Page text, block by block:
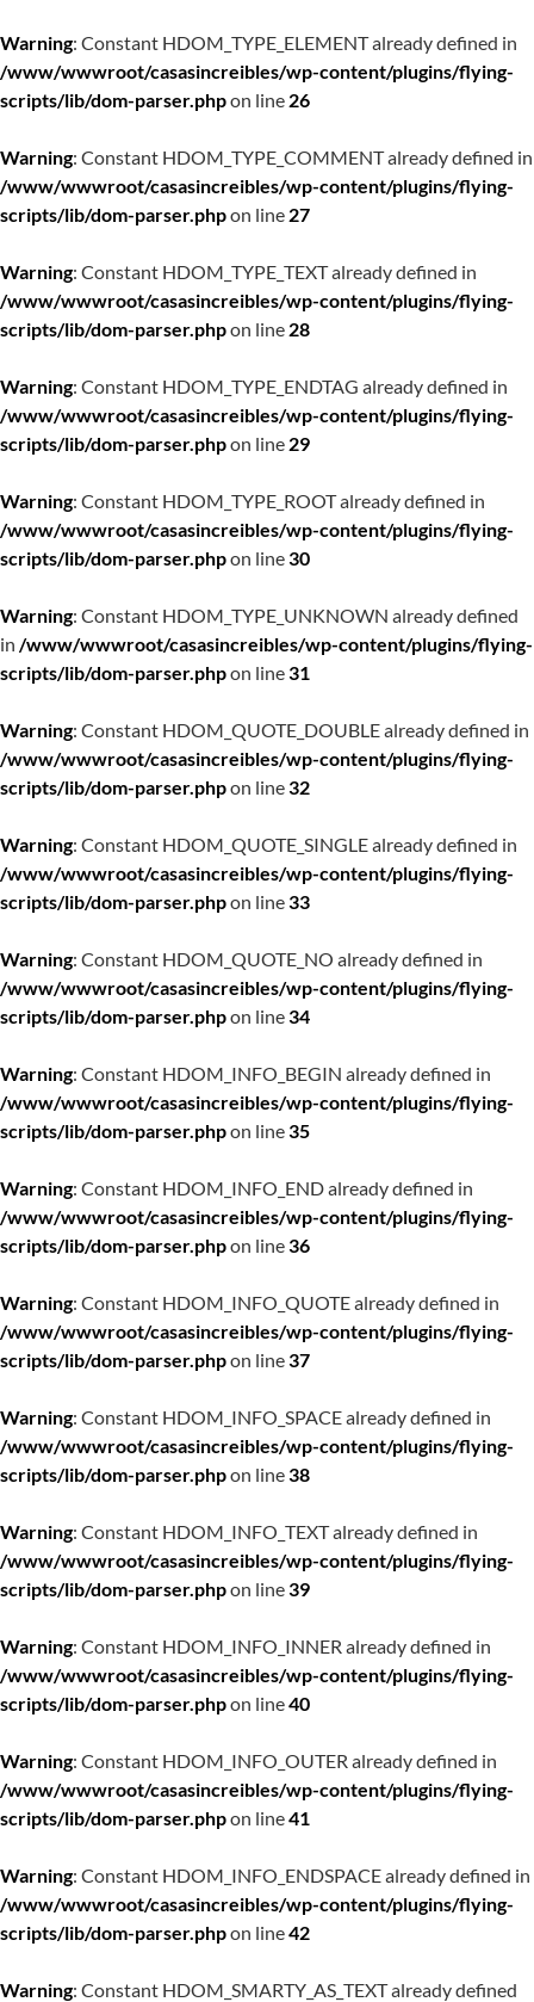
Warning: Constant HDOM_TYPE_ELEMENT already defined in
/www/wwwroot/casasincreibles/wp-content/plugins/flying-
scripts/lib/dom-parser.phpon line 26
Warning: Constant HDOM_TYPE_COMMENT already defined in
/www/wwwroot/casasincreibles/wp-content/plugins/flying-
scripts/lib/dom-parser.phpon line 27
Warning: Constant HDOM_TYPE_TEXT already defined in
/www/wwwroot/casasincreibles/wp-content/plugins/flying-
scripts/lib/dom-parser.phpon line 28
Warning: Constant HDOM_TYPE_ENDTAG already defined in
/www/wwwroot/casasincreibles/wp-content/plugins/flying-
scripts/lib/dom-parser.phpon line 29
Warning: Constant HDOM_TYPE_ROOT already defined in
/www/wwwroot/casasincreibles/wp-content/plugins/flying-
scripts/lib/dom-parser.phpon line30
Warning: Constant HDOM_TYPE_UNKNOWN already defined
in /www/wwwroot/casasincreibles/wp-content/plugins/flying-
scripts/lib/dom-parser.phpon line31
Warning: Constant HDOM_QUOTE_DOUBLE already defined in
/www/wwwroot/casasincreibles/wp-content/plugins/flying-
scripts/lib/dom-parser.phpon line32
Warning: Constant HDOM_QUOTE_SINGLE already defined in
/www/wwwroot/casasincreibles/wp-content/plugins/flying-
scripts/lib/dom-parser.phpon line33
Warning: Constant HDOM_QUOTE_NO already defined in
/www/wwwroot/casasincreibles/wp-content/plugins/flying-
scripts/lib/dom-parser.phpon line34
Warning: Constant HDOM_INFO_BEGIN already defined in
/www/wwwroot/casasincreibles/wp-content/plugins/flying-
scripts/lib/dom-parser.phpon line35
Warning: Constant HDOM_INFO_END already defined in
/www/wwwroot/casasincreibles/wp-content/plugins/flying-
scripts/lib/dom-parser.phpon line36
Warning: Constant HDOM_INFO_QUOTE already defined in
/www/wwwroot/casasincreibles/wp-content/plugins/flying-
scripts/lib/dom-parser.phpon line37
Warning: Constant HDOM_INFO_SPACE already defined in
/www/wwwroot/casasincreibles/wp-content/plugins/flying-
scripts/lib/dom-parser.phpon line38
Warning: Constant HDOM_INFO_TEXT already defined in
/www/wwwroot/casasincreibles/wp-content/plugins/flying-
scripts/lib/dom-parser.phpon line39
Warning: Constant HDOM_INFO_INNER already defined in
/www/wwwroot/casasincreibles/wp-content/plugins/flying-
scripts/lib/dom-parser.phpon line40
Warning: Constant HDOM_INFO_OUTER already defined in
/www/wwwroot/casasincreibles/wp-content/plugins/flying-
scripts/lib/dom-parser.phpon line41
Warning: Constant HDOM_INFO_ENDSPACE already defined in
/www/wwwroot/casasincreibles/wp-content/plugins/flying-
scripts/lib/dom-parser.phpon line42
Warning: Constant HDOM_SMARTY_AS_TEXT already defined